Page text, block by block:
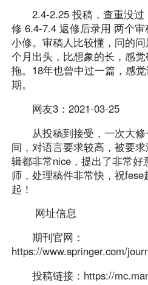
2.4-2.25 投稿，查重没过
修 6.4-7.4 返修后录用 两个
小修。审稿人比较懂，问的
个月出头，比想象的长，感
拖。18年也曾中过一篇，感
期。
网友3：2021-03-25
从投稿到接受，一次大修
间，对语言要求较高，被要
辑都非常nice，提出了非常
师，处理稿件非常快，祝
起！
网址信息
期刊官网：
https://www.springer.com/
投稿链接：https://